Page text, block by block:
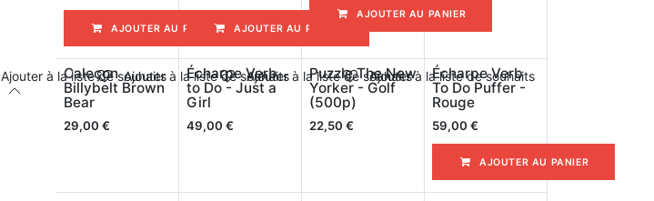
AJOUTER AU PANIER AJOUTER AU PANIER
AJOUTER AU PANIER
Caleçon
Billybelt Brown
Bear
29,00 €
Ajouter à la liste de souhaits
Écharpe Verb
to Do - Just a
Girl
49,00 €
Ajouter à la liste de souhaits
Puzzle The New
Yorker - Golf
(500p)
22,50 €
Ajouter à la liste de souhaits
Écharpe Verb
To Do Puffer -
Rouge
59,00 €
AJOUTER AU PANIER
Ajouter à la liste de souhaits